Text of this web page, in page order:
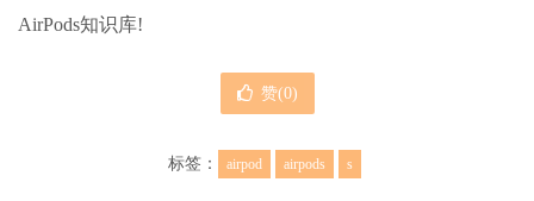
AirPods知识库!
赞(0)
标签： airpod airpods s